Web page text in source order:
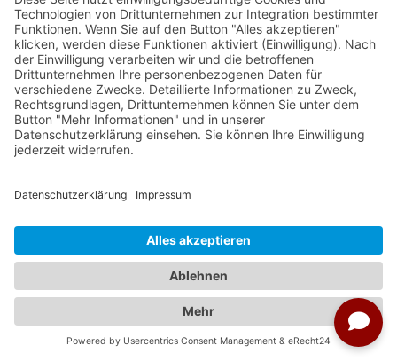
Berge & Meer
Gebeco
Hauser exkursionen
Meiers Weltreisen
Nicko Cruises
SKR
Studiosus
Studiosus Kultimer
© Studienreisen.de 2026